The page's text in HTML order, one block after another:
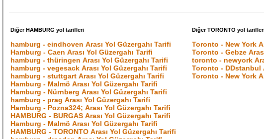
Diğer HAMBURG yol tarifleri
hamburg - eindhoven Arası Yol Güzergahı Tarifi
Hamburg - Caen Arası Yol Güzergahı Tarifi
hamburg - thüringen Arası Yol Güzergahı Tarifi
hamburg - vegesack Arası Yol Güzergahı Tarifi
hamburg - stuttgart Arası Yol Güzergahı Tarifi
Hamburg - Malmö Arası Yol Güzergahı Tarifi
Hamburg - Nürnberg Arası Yol Güzergahı Tarifi
hamburg - prag Arası Yol Güzergahı Tarifi
Hamburg - Pozna324; Arası Yol Güzergahı Tarifi
HAMBURG - BURGAS Arası Yol Güzergahı Tarifi
Hamburg - Malmö Arası Yol Güzergahı Tarifi
HAMBURG - TORONTO Arası Yol Güzergahı Tarifi
Diğer TORONTO yol
Toronto - New York
Toronto - Gebze
toronto - newyork
Toronto - DDstanbul
Toronto - New York